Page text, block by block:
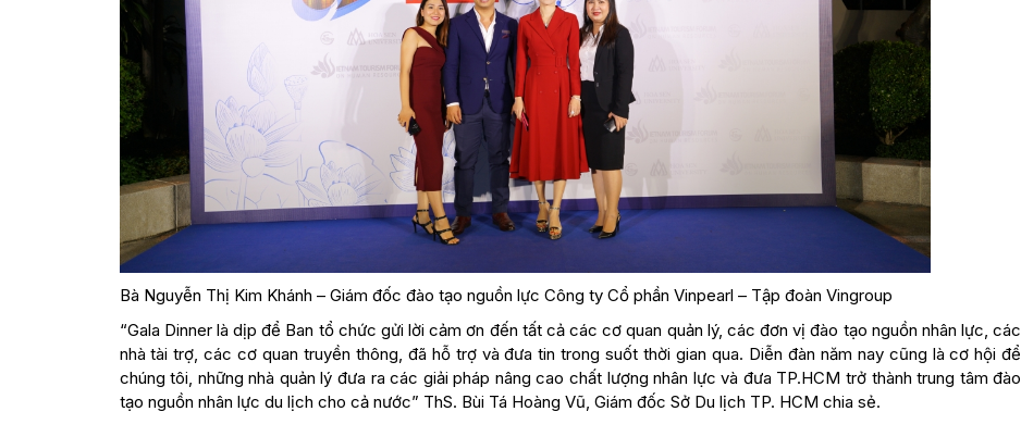
Bà Nguyễn Thị Kim Khánh – Giám đốc đào tạo nguồn lực Công ty Cổ phần Vinpearl – Tập đoàn Vingroup
“Gala Dinner là dịp để Ban tổ chức gửi lời cảm ơn đến tất cả các cơ quan quản lý, các đơn vị đào tạo nguồn nhân lực, các
nhà tài trợ, các cơ quan truyền thông, đã hỗ trợ và đưa tin trong suốt thời gian qua. Diễn đàn năm nay cũng là cơ hội để
chúng tôi, những nhà quản lý đưa ra các giải pháp nâng cao chất lượng nhân lực và đưa TP.HCM trở thành trung tâm đào
tạo nguồn nhân lực du lịch cho cả nước” ThS. Bùi Tá Hoàng Vũ, Giám đốc Sở Du lịch TP. HCM chia sẻ.